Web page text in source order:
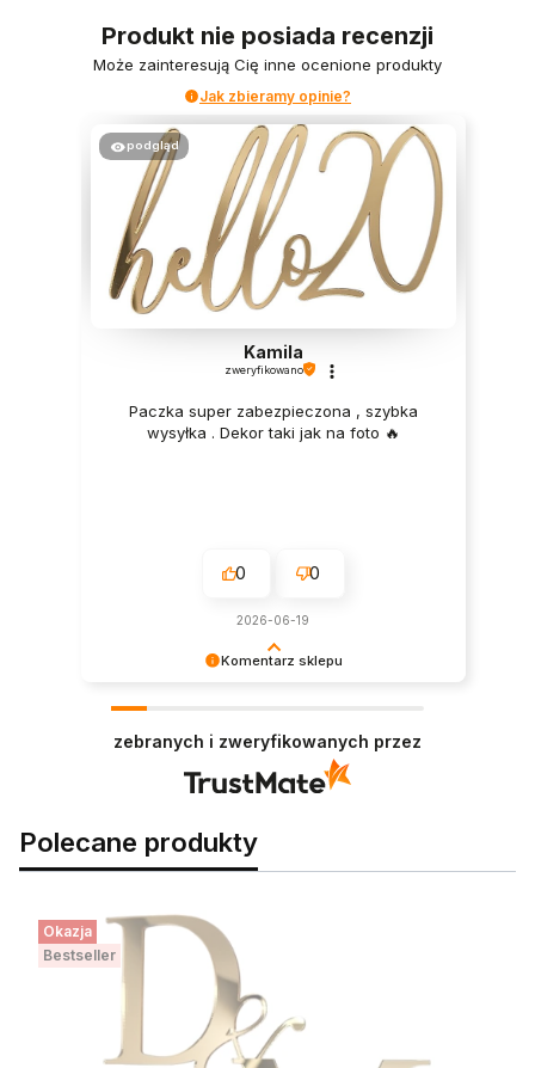
Produkt nie posiada recenzji
Może zainteresują Cię inne ocenione produkty
Jak zbieramy opinie?
Komentarz sklepu
klienta i Twoja recenzja potwierdza nasze wysiłki
- dziękujemy raz jeszcze i mamy nadzieję - do
szybkiego zobaczenia!
podgląd
Kamila
zweryfikowano
Paczka super zabezpieczona , szybka
wysyłka . Dekor taki jak na foto 🔥
0 0
2026-06-19
zebranych i zweryfikowanych przez
Polecane produkty
Okazja
Bestseller